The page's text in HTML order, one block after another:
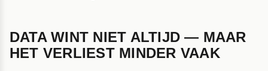
DATA WINT NIET ALTIJD — MAAR
HET VERLIEST MINDER VAAK